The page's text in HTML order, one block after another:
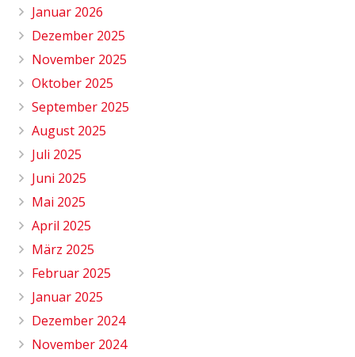
Januar 2026
Dezember 2025
November 2025
Oktober 2025
September 2025
August 2025
Juli 2025
Juni 2025
Mai 2025
April 2025
März 2025
Februar 2025
Januar 2025
Dezember 2024
November 2024